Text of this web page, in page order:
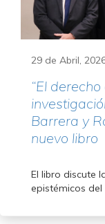
29 de Abril,
“El
Barrera y
nuevo libro
El libro discute
epistémicos